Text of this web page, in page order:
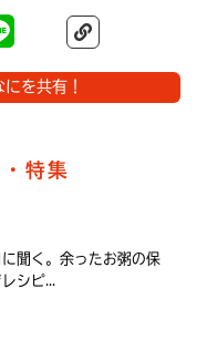
を共有！
特集
聞く。余ったお粥の保
シピ...